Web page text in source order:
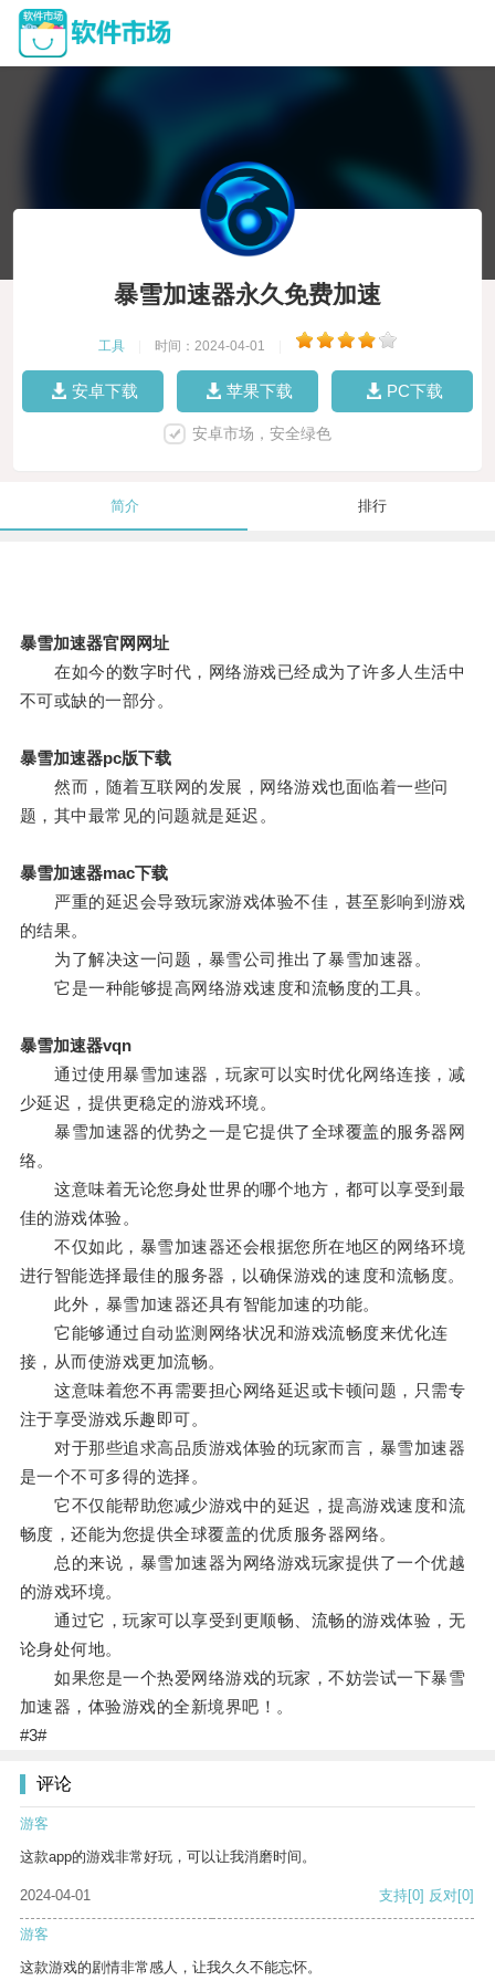
暴雪加速器永久免费加速
工具 时间：2024-04-01
安卓下载 苹果下载 PC下载
安卓市场，安全绿色
简介 排行
暴雪加速器官网网址
在如今的数字时代，网络游戏已经成为了许多人生活中
不可或缺的一部分。
暴雪加速器pc版下载
然而，随着互联网的发展，网络游戏也面临着一些问
题，其中最常见的问题就是延迟。
暴雪加速器mac下载
严重的延迟会导致玩家游戏体验不佳，甚至影响到游戏
的结果。
为了解决这一问题，暴雪公司推出了暴雪加速器。
它是一种能够提高网络游戏速度和流畅度的工具。
暴雪加速器vqn
通过使用暴雪加速器，玩家可以实时优化网络连接，减
少延迟，提供更稳定的游戏环境。
暴雪加速器的优势之一是它提供了全球覆盖的服务器网
络。
这意味着无论您身处世界的哪个地方，都可以享受到最
佳的游戏体验。
不仅如此，暴雪加速器还会根据您所在地区的网络环境
进行智能选择最佳的服务器，以确保游戏的速度和流畅度。
此外，暴雪加速器还具有智能加速的功能。
它能够通过自动监测网络状况和游戏流畅度来优化连
接，从而使游戏更加流畅。
这意味着您不再需要担心网络延迟或卡顿问题，只需专
注于享受游戏乐趣即可。
对于那些追求高品质游戏体验的玩家而言，暴雪加速器
是一个不可多得的选择。
它不仅能帮助您减少游戏中的延迟，提高游戏速度和流
畅度，还能为您提供全球覆盖的优质服务器网络。
总的来说，暴雪加速器为网络游戏玩家提供了一个优越
的游戏环境。
通过它，玩家可以享受到更顺畅、流畅的游戏体验，无
论身处何地。
如果您是一个热爱网络游戏的玩家，不妨尝试一下暴雪
加速器，体验游戏的全新境界吧！。
#3#
评论
游客
这款app的游戏非常好玩，可以让我消磨时间。
2024-04-01 支持[0] 反对[0]
游客
这款游戏的剧情非常感人，让我久久不能忘怀。